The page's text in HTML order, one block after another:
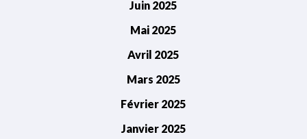
Juin 2025
Mai 2025
Avril 2025
Mars 2025
Février 2025
Janvier 2025